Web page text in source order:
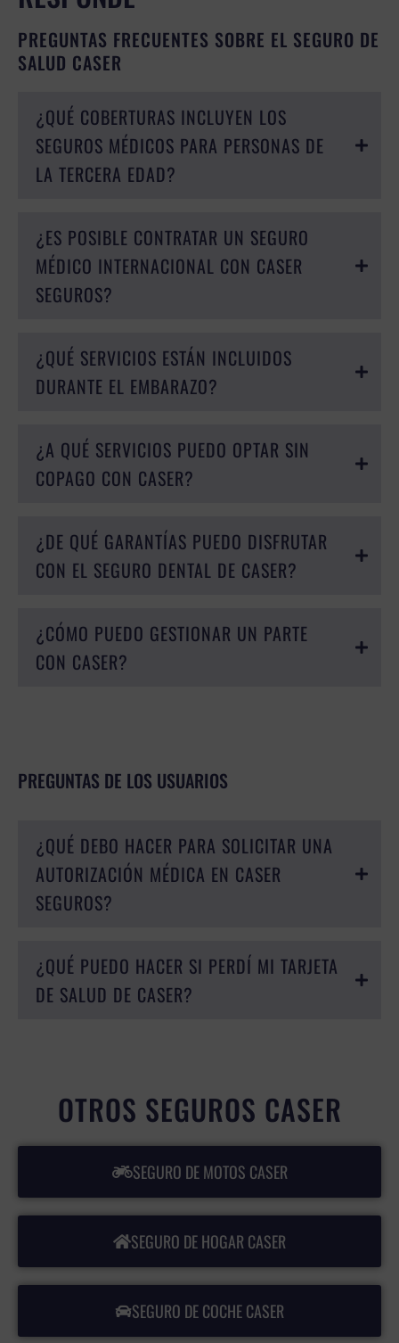
PREGUNTAS FRECUENTES SOBRE EL SEGURO DE
SALUD CASER
¿QUÉ COBERTURAS INCLUYEN LOS
SEGUROS MÉDICOS PARA PERSONAS DE
LA TERCERA EDAD?
¿ES POSIBLE CONTRATAR UN SEGURO
MÉDICO INTERNACIONAL CON CASER
SEGUROS?
¿QUÉ SERVICIOS ESTÁN INCLUIDOS
DURANTE EL EMBARAZO?
¿A QUÉ SERVICIOS PUEDO OPTAR SIN
COPAGO CON CASER?
¿DE QUÉ GARANTÍAS PUEDO DISFRUTAR
CON EL SEGURO DENTAL DE CASER?
¿CÓMO PUEDO GESTIONAR UN PARTE
CON CASER?
PREGUNTAS DE LOS USUARIOS
¿QUÉ DEBO HACER PARA SOLICITAR UNA
AUTORIZACIÓN MÉDICA EN CASER
SEGUROS?
¿QUÉ PUEDO HACER SI PERDÍ MI TARJETA
DE SALUD DE CASER?
OTROS SEGUROS CASER
SEGURO DE MOTOS CASER
SEGURO DE HOGAR CASER
SEGURO DE COCHE CASER